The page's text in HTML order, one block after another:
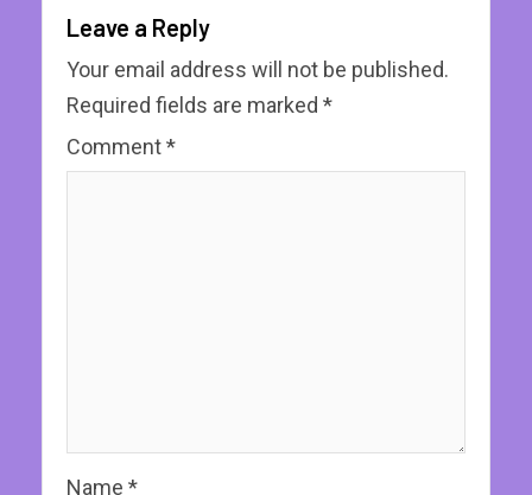
Leave a Reply
Your email address will not be published.
Required fields are marked *
Comment*
Name *